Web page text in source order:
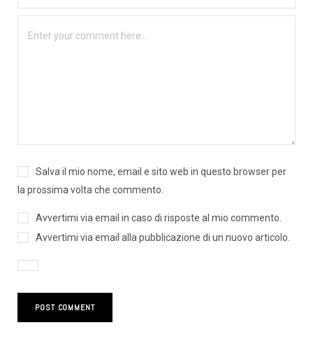
Salva il mio nome, email e sito web in questo browser per
la prossima volta che commento.
Avvertimi via email in caso di risposte al mio commento.
Avvertimi via email alla pubblicazione di un nuovo articolo.